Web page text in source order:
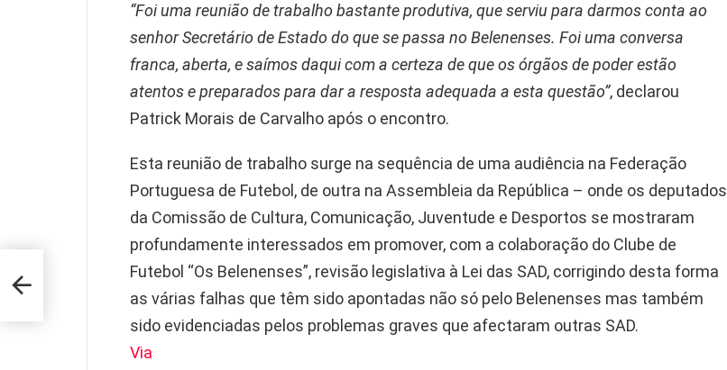
“Foi uma reunião de trabalho bastante produtiva, que serviu para darmos conta ao
senhor Secretário de Estado do que se passa no Belenenses. Foi uma conversa
franca, aberta, e saímos daqui com a certeza de que os órgãos de poder estão
atentos e preparados para dar a resposta adequada a esta questão”, declarou
Patrick Morais de Carvalho após o encontro.
Esta reunião de trabalho surge na sequência de uma audiência na Federação
Portuguesa de Futebol, de outra na Assembleia da República – onde os deputados
da Comissão de Cultura, Comunicação, Juventude e Desportos se mostraram
profundamente interessados em promover, com a colaboração do Clube de
Futebol “Os Belenenses”, revisão legislativa à Lei das SAD, corrigindo desta forma
as várias falhas que têm sido apontadas não só pelo Belenenses mas também
sido evidenciadas pelos problemas graves que afectaram outras SAD.
Via